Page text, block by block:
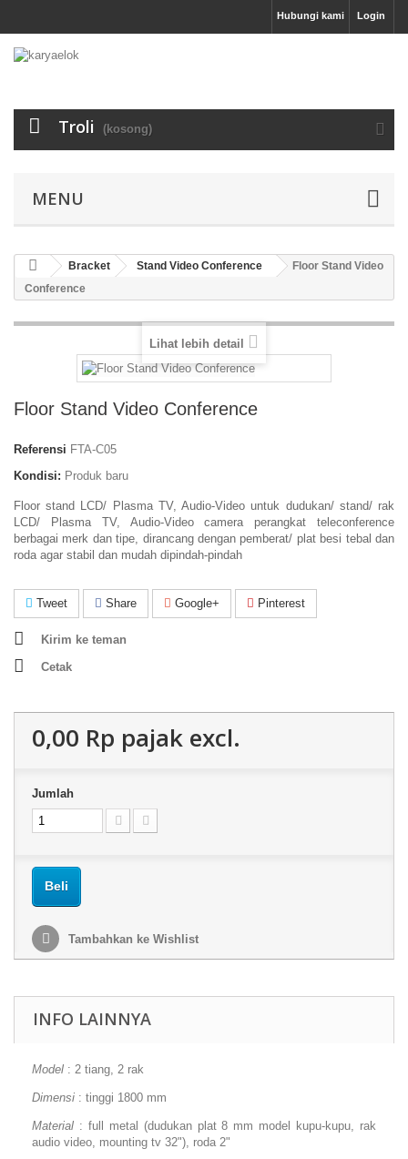
Login
Hubungi kami
Troli (kosong)
MENU
Bracket Stand Video Conference
Floor Stand Video
Conference
Lihat lebih detail
Floor Stand Video Conference
Referensi FTA-C05
Kondisi: Produk baru
Floor stand LCD/ Plasma TV, Audio-Video untuk dudukan/ stand/ rak
LCD/ Plasma TV, Audio-Video camera perangkat teleconference
berbagai merk dan tipe, dirancang dengan pemberat/ plat besi tebal dan
roda agar stabil dan mudah dipindah-pindah
Tweet Share Google+ Pinterest
Kirim ke teman
Cetak
0,00 Rp‎ pajak excl.
Jumlah
Beli
Tambahkan ke Wishlist
INFO LAINNYA
Model : 2 tiang, 2 rak
Dimensi : tinggi 1800 mm
Material : full metal (dudukan plat 8 mm model kupu-kupu, rak
audio video, mounting tv 32"), roda 2"